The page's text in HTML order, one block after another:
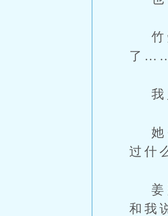
竹
了
我
她
过什
姜
和我